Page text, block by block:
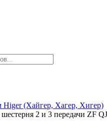
Higer (Хайгер, Хагер, Хигер)
2 и 3 передачи ZF